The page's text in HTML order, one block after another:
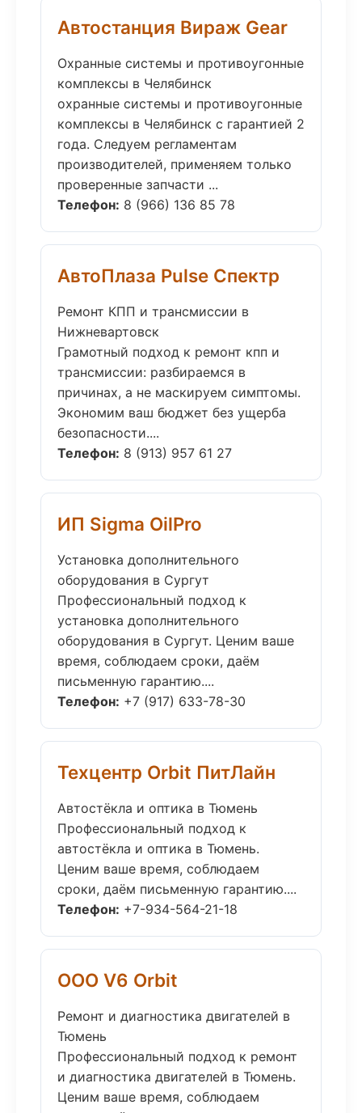
Автостанция Вираж Gear
Охранные системы и противоугонные
комплексы в Челябинск
охранные системы и противоугонные
комплексы в Челябинск с гарантией 2
года. Следуем регламентам
производителей, применяем только
проверенные запчасти ...
Телефон: 8 (966) 136 85 78
АвтоПлаза Pulse Спектр
Ремонт КПП и трансмиссии в
Нижневартовск
Грамотный подход к ремонт кпп и
трансмиссии: разбираемся в
причинах, а не маскируем симптомы.
Экономим ваш бюджет без ущерба
безопасности....
Телефон: 8 (913) 957 61 27
ИП Sigma OilPro
Установка дополнительного
оборудования в Сургут
Профессиональный подход к
установка дополнительного
оборудования в Сургут. Ценим ваше
время, соблюдаем сроки, даём
письменную гарантию....
Телефон: +7 (917) 633-78-30
Техцентр Orbit ПитЛайн
Автостёкла и оптика в Тюмень
Профессиональный подход к
автостёкла и оптика в Тюмень.
Ценим ваше время, соблюдаем
сроки, даём письменную гарантию....
Телефон: +7-934-564-21-18
ООО V6 Orbit
Ремонт и диагностика двигателей в
Тюмень
Профессиональный подход к ремонт
и диагностика двигателей в Тюмень.
Ценим ваше время, соблюдаем